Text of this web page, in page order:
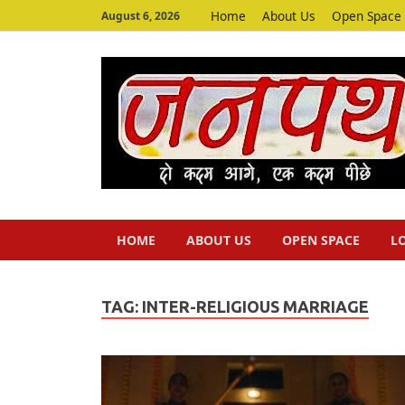
August 6, 2026 Home About Us Open Space
HOME ABOUT US OPEN SPACE
TAG: INTER-RELIGIOUS MARRIAGE